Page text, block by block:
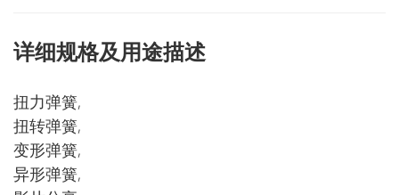
详细规格及用途描述
扭力弹簧,
扭转弹簧,
变形弹簧,
异形弹簧,